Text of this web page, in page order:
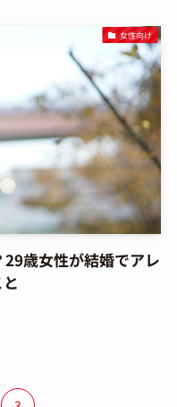
女性向け
歳女性が結婚でアレ